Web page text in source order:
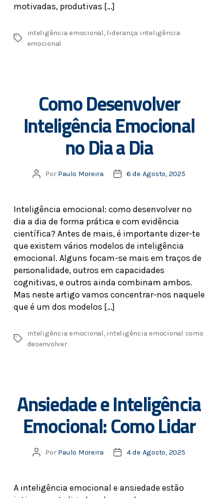
motivadas, produtivas […]
inteligência emocional, liderança inteligência
emocional
Como Desenvolver
Inteligência Emocional
no Dia a Dia
Por Paulo Moreira 6 de Agosto, 2025
Inteligência emocional: como desenvolver no
dia a dia de forma prática e com evidência
científica? Antes de mais, é importante dizer-te
que existem vários modelos de inteligência
emocional. Alguns focam-se mais em traços de
personalidade, outros em capacidades
cognitivas, e outros ainda combinam ambos.
Mas neste artigo vamos concentrar-nos naquele
que é um dos modelos […]
inteligência emocional, inteligência emocional como
desenvolver
Ansiedade e Inteligência
Emocional: Como Lidar
Por Paulo Moreira 4 de Agosto, 2025
A inteligência emocional e ansiedade estão